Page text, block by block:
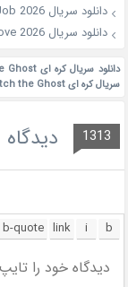
دانلود سریال The Apartment Job 2026
دانلود سریال Spooky in Love 2026
دانلود سريال کره ای Catch the Ghost
سريال کره ای Catch the Ghost زیرنویس چسبیده
1313 دیدگاه